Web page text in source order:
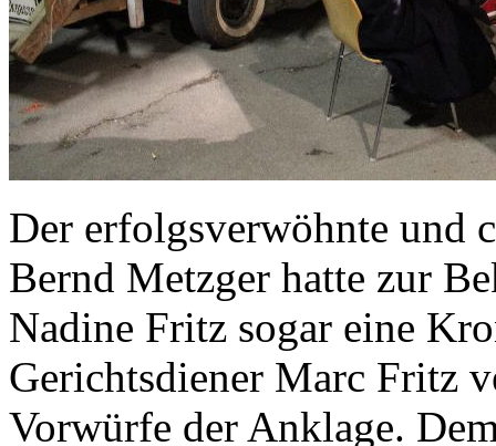
Der erfolgsverwöhnte und
Bernd Metzger hatte zur
Nadine Fritz sogar eine
Gerichtsdiener Marc Fritz
Vorwürfe der Anklage.